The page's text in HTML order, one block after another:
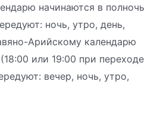
начинаются в полночь
ночь, утро, день,
Арийскому календарю
или 19:00 при переходе
вечер, ночь, утро,